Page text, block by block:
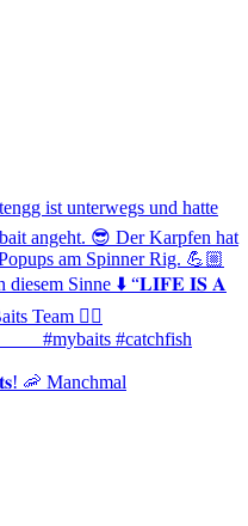
🦐 Manchmal